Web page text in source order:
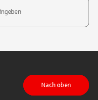
auf LinkedIn
Nach oben